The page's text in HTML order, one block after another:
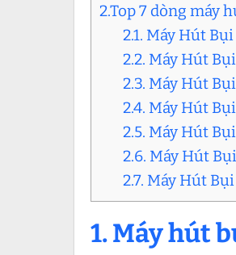
2.Top 7 dòng máy
2.1. Máy Hút
2.2. Máy Hút
2.3. Máy Hút
2.4. Máy Hút
2.5. Máy Hút
2.6. Máy Hút
2.7. Máy Hút
1. Máy hút